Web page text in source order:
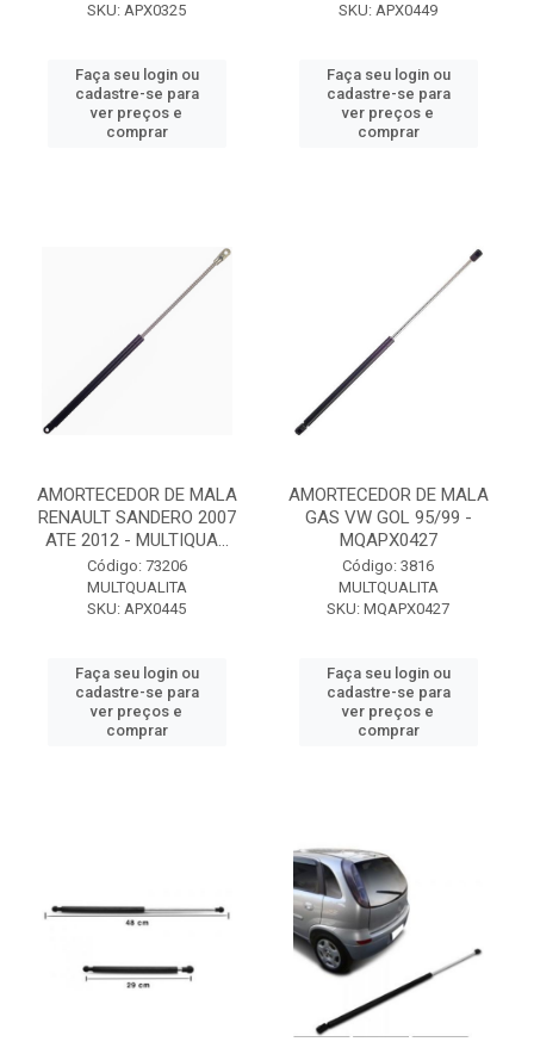
SKU: APX0325
Faça seu login ou
cadastre-se para
ver preços e
comprar
SKU: APX0449
Faça seu login ou
cadastre-se para
ver preços e
comprar
AMORTECEDOR DE MALA
RENAULT SANDERO 2007
ATE 2012 - MULTIQUA...
Código: 73206
MULTQUALITA
SKU: APX0445
Faça seu login ou
cadastre-se para
ver preços e
comprar
AMORTECEDOR DE MALA
GAS VW GOL 95/99 -
MQAPX0427
Código: 3816
MULTQUALITA
SKU: MQAPX0427
Faça seu login ou
cadastre-se para
ver preços e
comprar